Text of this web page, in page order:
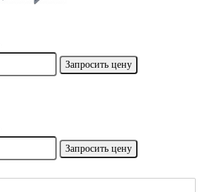
Запросить цену
Запросить цену